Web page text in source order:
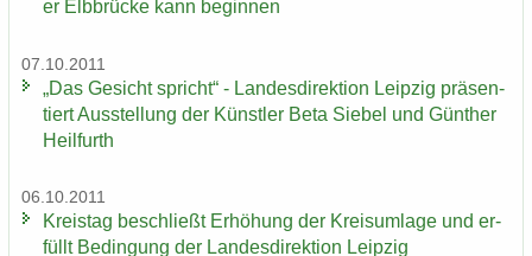
er Elb­brü­cke kann be­gin­nen
07.10.2011
„Das Ge­sicht spricht“ - Lan­des­di­rek­ti­on Leip­zig prä­sen­
tiert Aus­stel­lung der Künst­ler Beta Sie­bel und Gün­ther
Heil­furth
06.10.2011
Kreis­tag be­schließt Er­hö­hung der Kreis­um­la­ge und er­
füllt Be­din­gung der Lan­des­di­rek­ti­on Leip­zig